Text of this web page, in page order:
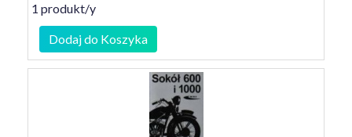
1 produkt/y
Dodaj do Koszyka